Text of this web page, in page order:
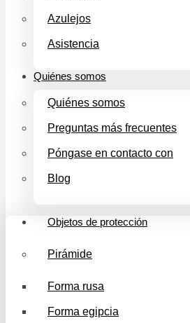
Azulejos
Asistencia
Quiénes somos
Quiénes somos
Preguntas más frecuentes
Póngase en contacto con
Blog
Objetos de protección
Pirámide
Forma rusa
Forma egipcia